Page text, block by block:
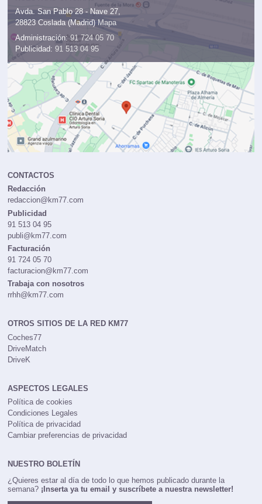
Avda. San Pablo 28 - Nave 27,
28823 Coslada (Madrid) Mapa
Administración: 91 724 05 70
Publicidad: 91 513 04 95
CONTACTOS
Redacción
redaccion@km77.com
Publicidad
91 513 04 95
publi@km77.com
Facturación
91 724 05 70
facturacion@km77.com
Trabaja con nosotros
rrhh@km77.com
OTROS SITIOS DE LA RED KM77
Coches77
DriveMatch
DriveK
ASPECTOS LEGALES
Política de cookies
Condiciones Legales
Política de privacidad
Cambiar preferencias de privacidad
NUESTRO BOLETÍN
¿Quieres estar al día de todo lo que hemos publicado durante la
semana? ¡Inserta ya tu email y suscríbete a nuestra newsletter!